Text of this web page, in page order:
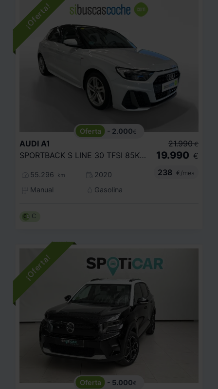
- 2.000€
AUDI A1
SPORTBACK S LINE 30 TFSI 85KW (116CV)
55.296 km
2020
Manual
Gasolina
21.990 €
19.990 €
238
€/mes
C
- 5.000€